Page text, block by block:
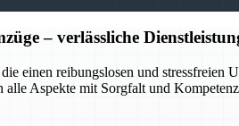
– verlässliche
einen reibungslosen und
Aspekte mit Sorgfalt und